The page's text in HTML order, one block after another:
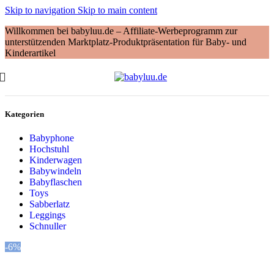
Skip to navigation Skip to main content
Willkommen bei babyluu.de – Affiliate-Werbeprogramm zur
unterstützenden Marktplatz-Produktpräsentation für Baby- und
Kinderartikel
Kategorien
Babyphone
Hochstuhl
Kinderwagen
Babywindeln
Babyflaschen
Toys
Sabberlatz
Leggings
Schnuller
-6%